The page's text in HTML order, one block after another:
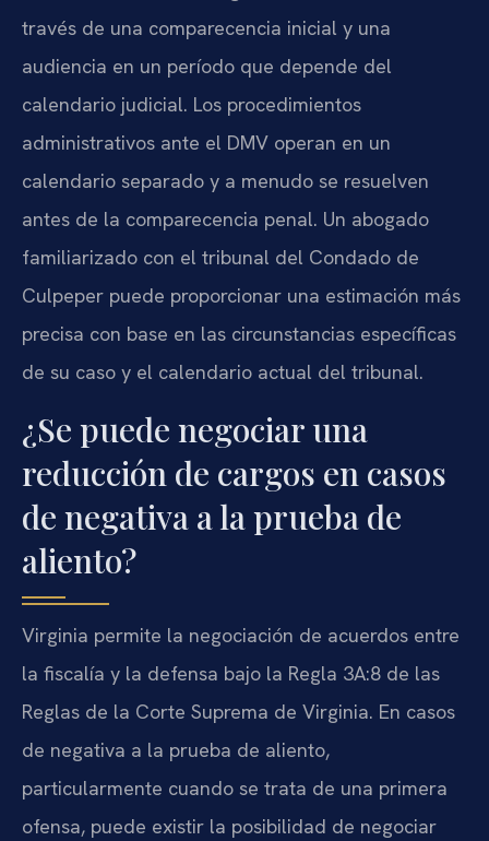
través de una comparecencia inicial y una
audiencia en un período que depende del
calendario judicial. Los procedimientos
administrativos ante el DMV operan en un
calendario separado y a menudo se resuelven
antes de la comparecencia penal. Un abogado
familiarizado con el tribunal del Condado de
Culpeper puede proporcionar una estimación más
precisa con base en las circunstancias específicas
de su caso y el calendario actual del tribunal.
¿Se puede negociar una
reducción de cargos en casos
de negativa a la prueba de
aliento?
Virginia permite la negociación de acuerdos entre
la fiscalía y la defensa bajo la Regla 3A:8 de las
Reglas de la Corte Suprema de Virginia. En casos
de negativa a la prueba de aliento,
particularmente cuando se trata de una primera
ofensa, puede existir la posibilidad de negociar